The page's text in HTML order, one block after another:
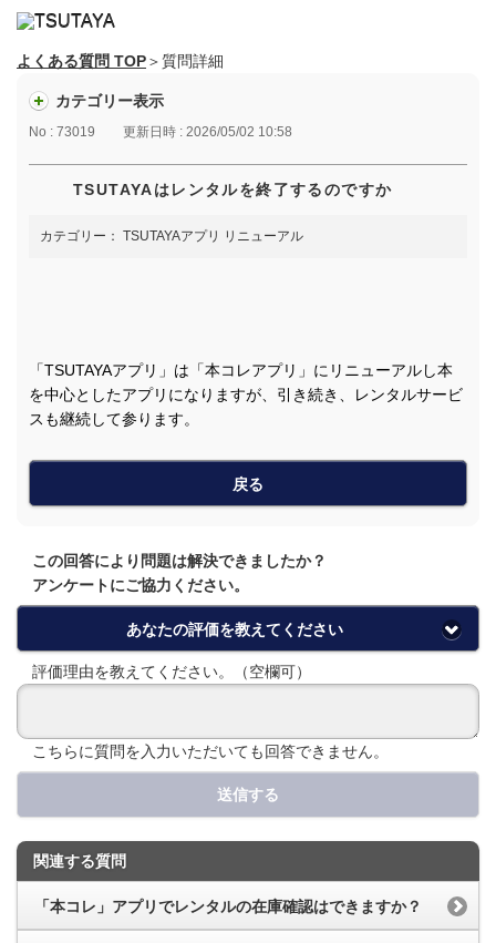
よくある質問 TOP＞質問詳細
カテゴリー表示
No : 73019 更新日時 : 2026/05/02 10:58
TSUTAYAはレンタルを終了するのですか
カテゴリー： TSUTAYAアプリ リニューアル
「TSUTAYAアプリ」は「本コレアプリ」にリニューアルし本
を中心としたアプリになりますが、引き続き、レンタルサービ
スも継続して参ります。
戻る
この回答により問題は解決できましたか？
アンケートにご協力ください。
あなたの評価を教えてください
評価理由を教えてください。（空欄可）
こちらに質問を入力いただいても回答できません。
送信する
関連する質問
「本コレ」アプリでレンタルの在庫確認はできますか？